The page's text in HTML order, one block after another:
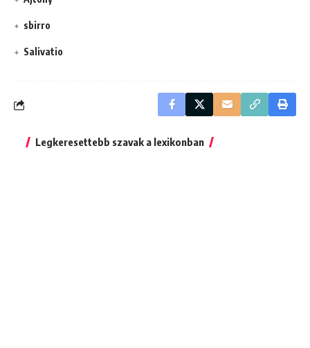
sbirro
Salivatio
Legkeresettebb szavak a lexikonban